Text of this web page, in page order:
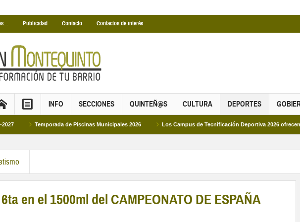
Publicidad Contacto Contactos de interés
INFO SECCIONES QUINTEÑ@S CULTURA DEPORTES
de Piscinas Municipales 2026 Los Campus de Tecnificación Deportiva 2026 ofrecen cuatro
en el 1500ml del CAMPEONATO DE ESPAÑA